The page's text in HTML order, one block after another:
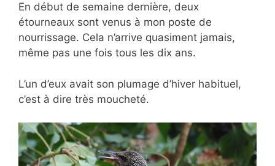
En début de semaine dernière, deux
étourneaux sont venus à mon poste de
nourrissage. Cela n’arrive quasiment jamais,
même pas une fois tous les dix ans.
L’un d’eux avait son plumage d’hiver habituel,
c’est à dire très moucheté.